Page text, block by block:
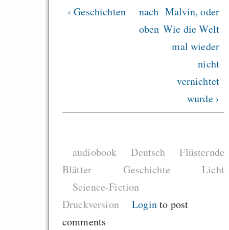
‹ Geschichten
nach
oben
Malvin, oder
Wie die Welt
mal wieder
nicht
vernichtet
wurde ›
audiobook Deutsch
Flüsternde
Blätter
Geschichte
Licht
Science-Fiction
Druckversion
Loginto post
comments